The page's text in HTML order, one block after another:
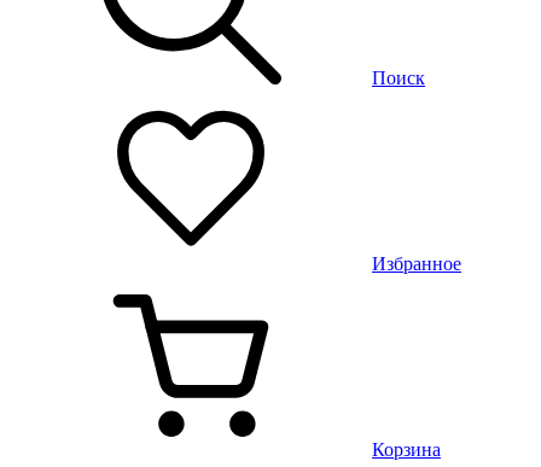
Поиск
Избранное
Корзина